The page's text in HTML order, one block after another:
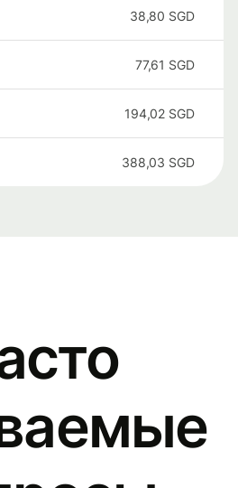
38,80 SGD
77,61 SGD
194,02 SGD
388,03 SGD